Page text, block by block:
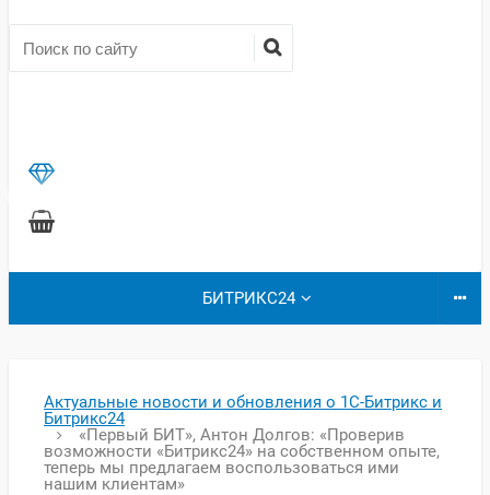
БИТРИКС24
Актуальные новости и обновления о 1С-Битрикс и
Битрикс24
«Первый БИТ», Антон Долгов: «Проверив
возможности «Битрикс24» на собственном опыте,
теперь мы предлагаем воспользоваться ими
нашим клиентам»